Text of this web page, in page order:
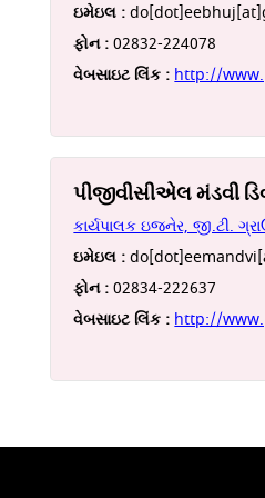
ઇમેઇલ :
ફોન :02832-224078
વેબસાઇટ લિંક : http://
પીજીવીસીએલ મંડવી
કાર્યપાલક ઇજનેર, જી.ટી.
ઇમેઇલ :
ફોન :02834-222637
વેબસાઇટ લિંક : http://